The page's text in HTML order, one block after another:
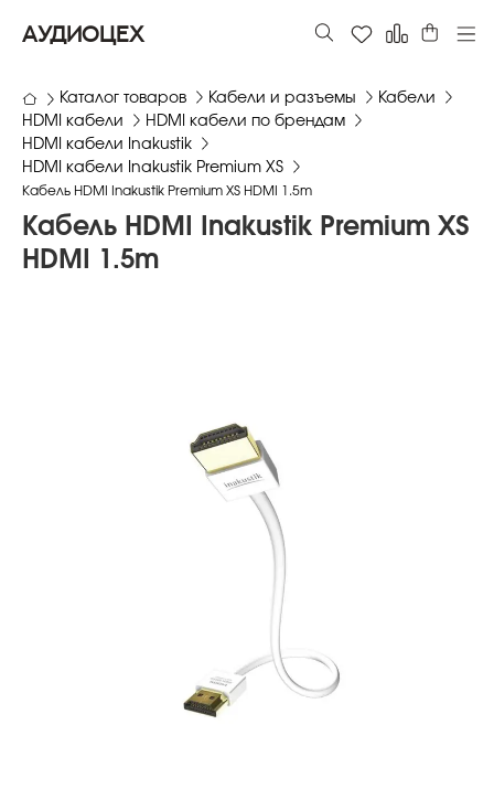
АУДИОЦЕХ
Каталог товаров Кабели и разъемы
Кабели
HDMI кабели
HDMI кабели по брендам
HDMI кабели Inakustik
HDMI кабели Inakustik Premium XS
Кабель HDMI Inakustik Premium XS HDMI 1.5m
Кабель HDMI Inakustik Premium XS
HDMI 1.5m